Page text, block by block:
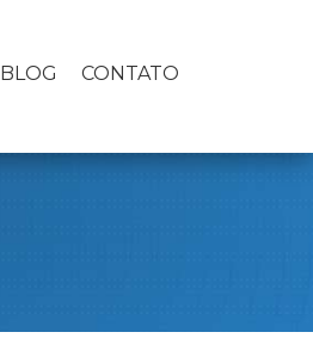
BLOG CONTATO